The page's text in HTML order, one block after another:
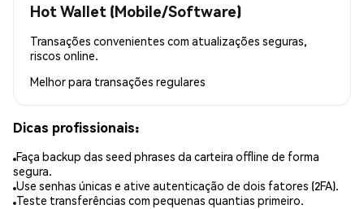
Hot Wallet (Mobile/Software)
Transações convenientes com atualizações seguras,
riscos online.
Melhor para transações regulares
Dicas profissionais:
Faça backup das seed phrases da carteira offline de forma
segura.
Use senhas únicas e ative autenticação de dois fatores (2FA).
Teste transferências com pequenas quantias primeiro.